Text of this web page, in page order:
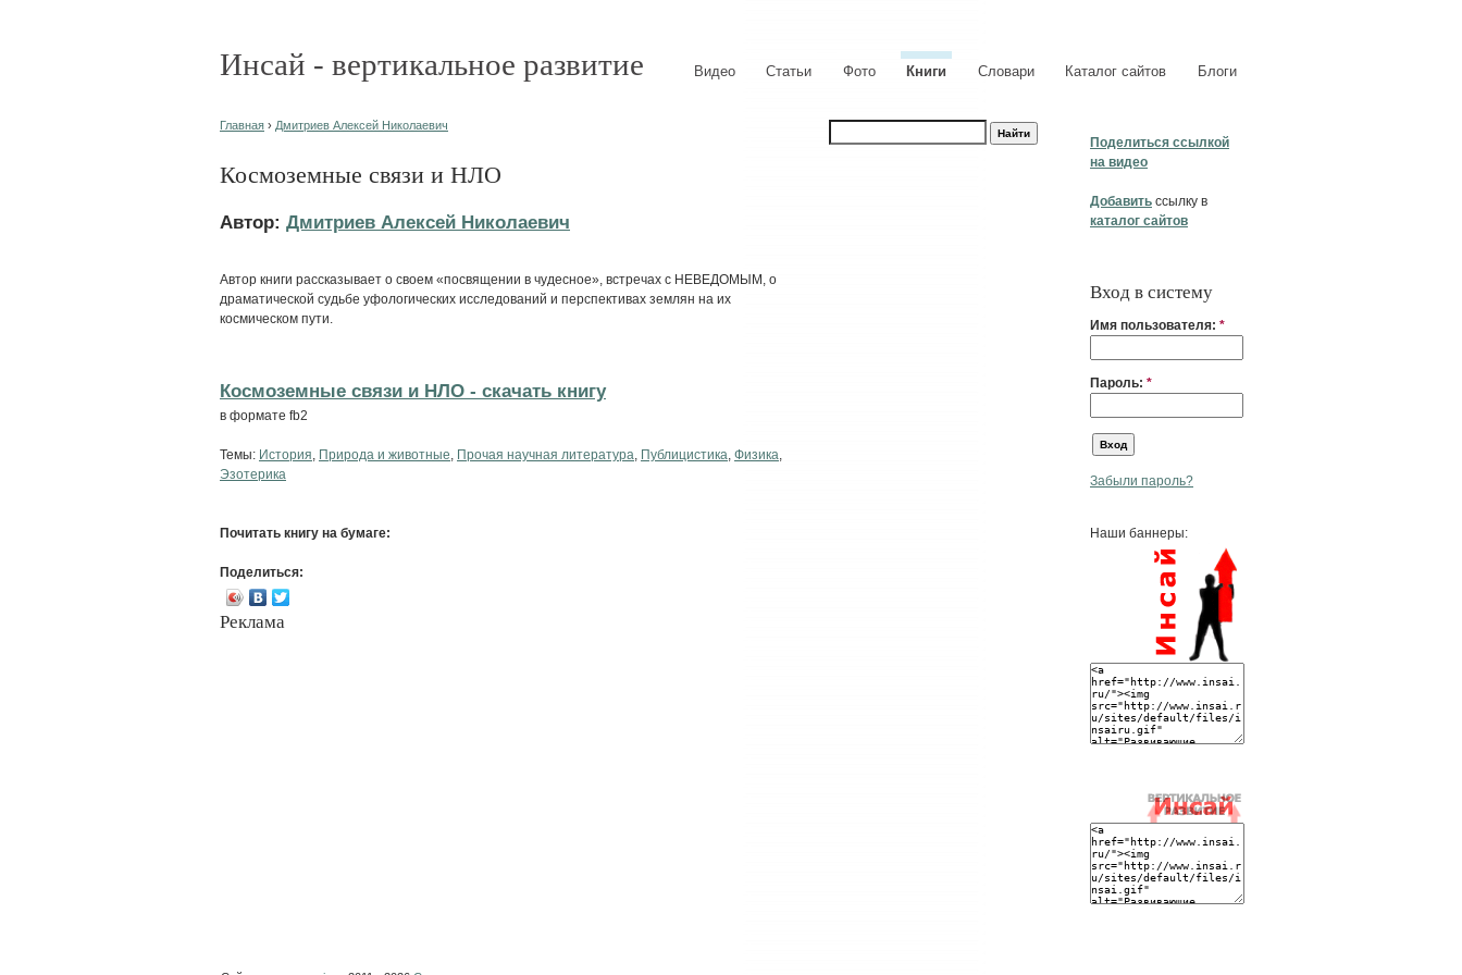
Инсай - вертикальное развитие Видео Статьи Фото Книги Словари Каталог сайтов Блоги
Поделиться ссылкой
на видео
Добавить ссылку в
каталог сайтов
Вход в систему
Имя пользователя: *
Пароль: *
Забыли пароль?
Наши баннеры:
Главная › Дмитриев Алексей Николаевич
Космоземные связи и НЛО
Автор: Дмитриев Алексей Николаевич
Автор книги рассказывает о своем «посвящении в чудесное», встречах с НЕВЕДОМЫМ, о
драматической судьбе уфологических исследований и перспективах землян на их
космическом пути.
Космоземные связи и НЛО - cкачать книгу
в формате fb2
Темы: История Природа и животные Прочая научная литература Публицистика Физика
Эзотерика
Почитать книгу на бумаге:
Поделиться:
Реклама